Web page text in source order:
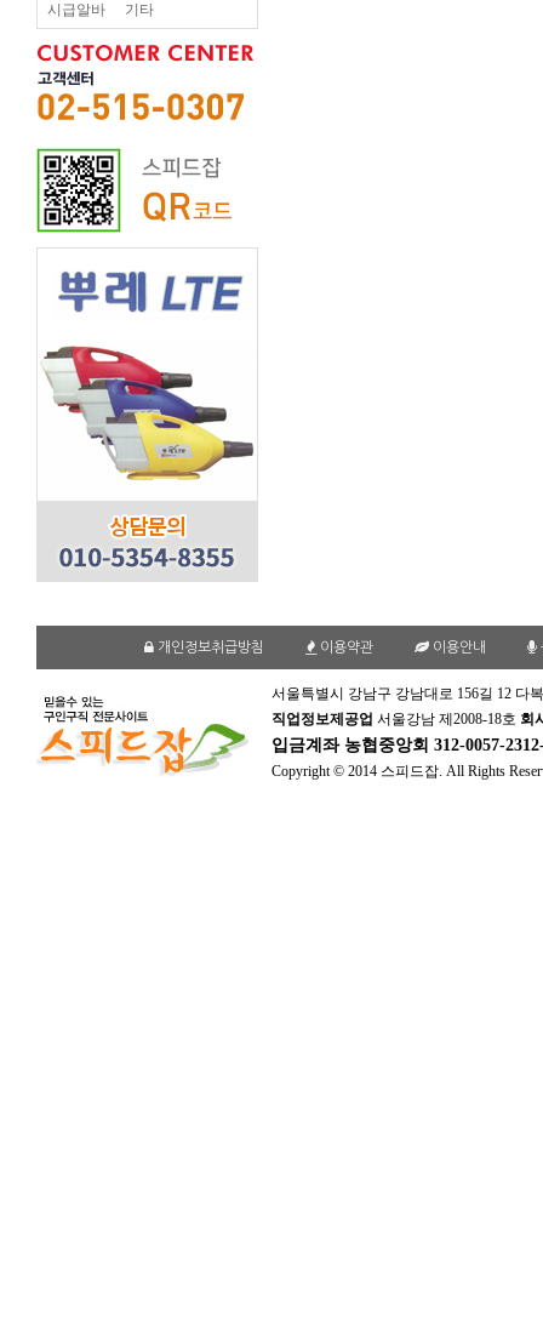
시급알바 기타
개인정보취급방침 이용약관 이용안내
서울특별시 강남구 강남대로 156길 12 다
직업정보제공업 서울강남 제2008-18호 회
입금계좌 농협중앙회 312-0057-
Copyright © 2014 스피드잡. All Rights